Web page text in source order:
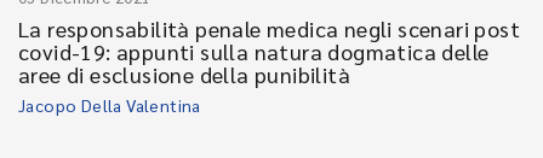
La responsabilità penale medica negli scenari post
covid-19: appunti sulla natura dogmatica delle
aree di esclusione della punibilità
Jacopo Della Valentina